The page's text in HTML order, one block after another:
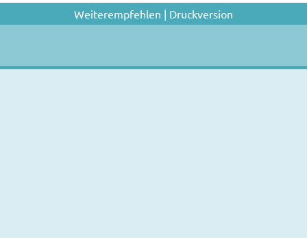
Weiterempfehlen | Druckversion